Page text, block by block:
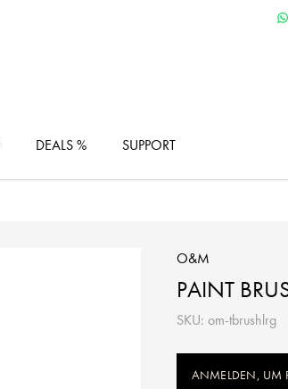
DEALS % SUPPORT
O&M
PAINT
SKU: om-tbrushlrg
ANMELDEN, UM